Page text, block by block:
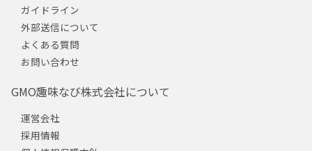
ガイドライン
外部送信について
よくある質問
お問い合わせ
GMO趣味なび株式会社について
運営会社
採用情報